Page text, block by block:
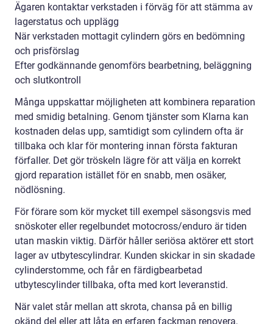
Ägaren kontaktar verkstaden i förväg för att stämma av
lagerstatus och upplägg
När verkstaden mottagit cylindern görs en bedömning
och prisförslag
Efter godkännande genomförs bearbetning, beläggning
och slutkontroll
Många uppskattar möjligheten att kombinera reparation
med smidig betalning. Genom tjänster som Klarna kan
kostnaden delas upp, samtidigt som cylindern ofta är
tillbaka och klar för montering innan första fakturan
förfaller. Det gör tröskeln lägre för att välja en korrekt
gjord reparation istället för en snabb, men osäker,
nödlösning.
För förare som kör mycket till exempel säsongsvis med
snöskoter eller regelbundet motocross/enduro är tiden
utan maskin viktig. Därför håller seriösa aktörer ett stort
lager av utbytescylindrar. Kunden skickar in sin skadade
cylinderstomme, och får en färdigbearbetad
utbytescylinder tillbaka, ofta med kort leveranstid.
När valet står mellan att skrota, chansa på en billig
okänd del eller att låta en erfaren fackman renovera,